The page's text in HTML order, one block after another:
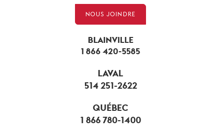
NOUS JOINDRE
BLAINVILLE
1 866 420-5585
LAVAL
514 251-2622
QUÉBEC
1 866 780-1400